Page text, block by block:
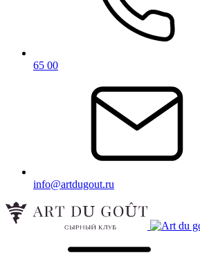
65 00
info@artdugout.ru